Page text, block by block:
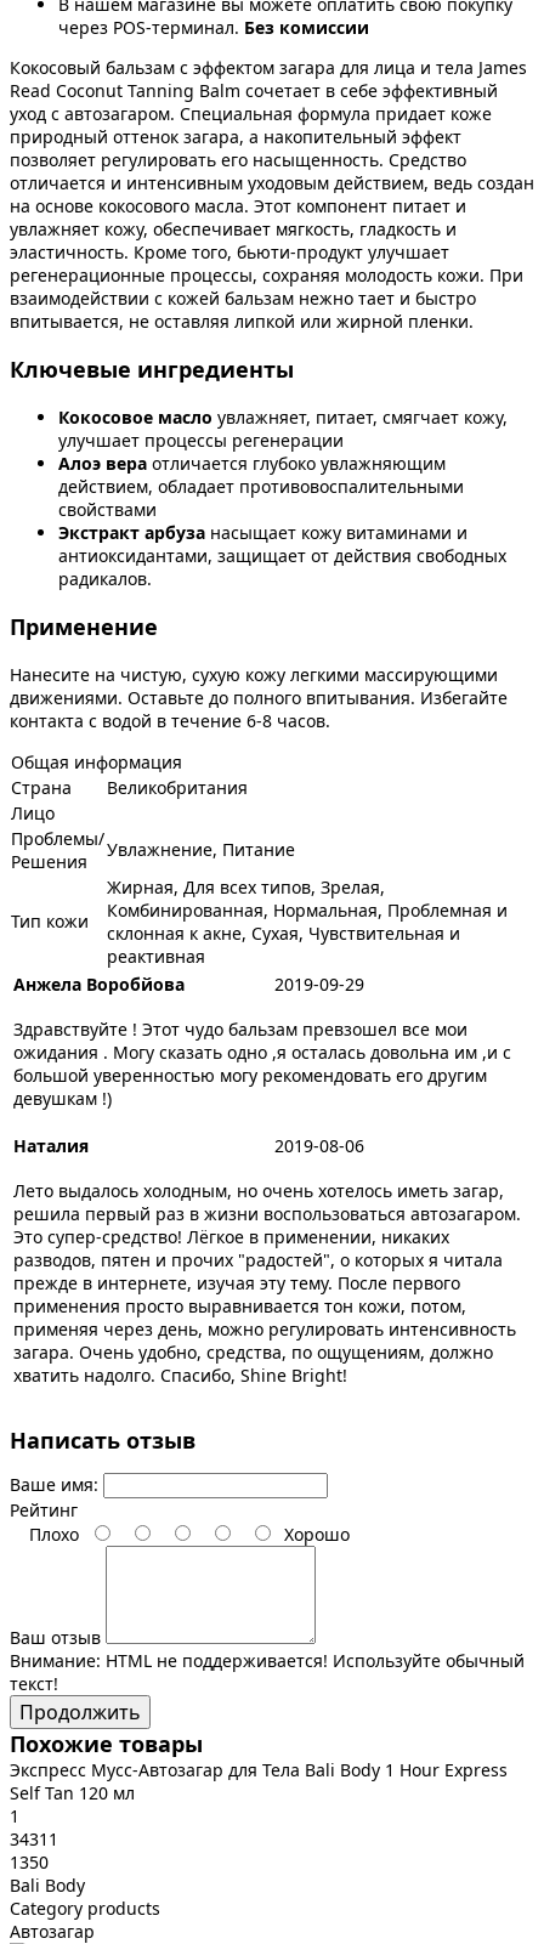
через POS-терминал. Без комиссии
Кокосовый бальзам с эффектом загара для лица и тела James
Read Coconut Tanning Balm сочетает в себе эффективный
уход с автозагаром. Специальная формула придает коже
природный оттенок загара, а накопительный эффект
позволяет регулировать его насыщенность. Средство
отличается и интенсивным уходовым действием, ведь создан
на основе кокосового масла. Этот компонент питает и
увлажняет кожу, обеспечивает мягкость, гладкость и
эластичность. Кроме того, бьюти-продукт улучшает
регенерационные процессы, сохраняя молодость кожи. При
взаимодействии с кожей бальзам нежно тает и быстро
впитывается, не оставляя липкой или жирной пленки.
Ключевые ингредиенты
Кокосовое масло увлажняет, питает, смягчает кожу,
улучшает процессы регенерации
Алоэ вера отличается глубоко увлажняющим
действием, обладает противовоспалительными
свойствами
Экстракт арбуза насыщает кожу витаминами и
антиоксидантами, защищает от действия свободных
радикалов.
Применение
Нанесите на чистую, сухую кожу легкими массирующими
движениями. Оставьте до полного впитывания. Избегайте
контакта с водой в течение 6-8 часов.
Общая информация
Страна
Великобритания
Лицо
Проблемы/
Решения
Увлажнение, Питание
Тип кожи
Жирная, Для всех типов, Зрелая,
Комбинированная, Нормальная, Проблемная и
склонная к акне, Сухая, Чувствительная и
реактивная
Анжела Воробйова
2019-09-29
Здравствуйте ! Этот чудо бальзам превзошел все мои
ожидания . Могу сказать одно ,я осталась довольна им ,и с
большой уверенностью могу рекомендовать его другим
девушкам !)
Наталия
2019-08-06
Лето выдалось холодным, но очень хотелось иметь загар,
решила первый раз в жизни воспользоваться автозагаром.
Это супер-средство! Лёгкое в применении, никаких
разводов, пятен и прочих "радостей", о которых я читала
прежде в интернете, изучая эту тему. После первого
применения просто выравнивается тон кожи, потом,
применяя через день, можно регулировать интенсивность
загара. Очень удобно, средства, по ощущениям, должно
хватить надолго. Спасибо, Shine Bright!
Написать отзыв
Ваше имя:
Рейтинг
Плохо
Хорошо
Ваш отзыв
Внимание: HTML не поддерживается! Используйте обычный
текст!
Продолжить
Похожие товары
Экспресс Мусс-Автозагар для Тела Bali Body 1 Hour Express
Self Tan 120 мл
1
34311
1350
Bali Body
Category products
Автозагар